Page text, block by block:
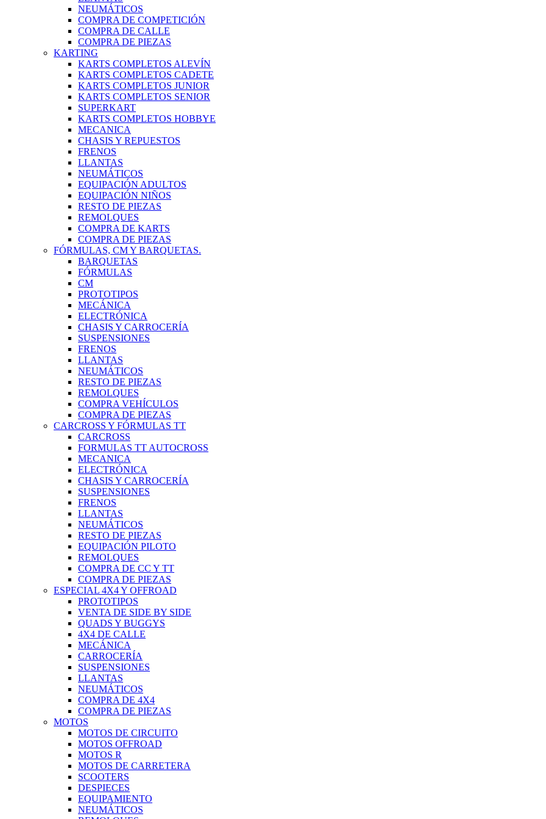
NEUMÁTICOS
COMPRA DE COMPETICIÓN
COMPRA DE CALLE
COMPRA DE PIEZAS
KARTING
KARTS COMPLETOS ALEVÍN
KARTS COMPLETOS CADETE
KARTS COMPLETOS JUNIOR
KARTS COMPLETOS SENIOR
SUPERKART
KARTS COMPLETOS HOBBYE
MECANICA
CHASIS Y REPUESTOS
FRENOS
LLANTAS
NEUMÁTICOS
EQUIPACIÓN ADULTOS
EQUIPACIÓN NIÑOS
RESTO DE PIEZAS
REMOLQUES
COMPRA DE KARTS
COMPRA DE PIEZAS
FÓRMULAS, CM Y BARQUETAS.
BARQUETAS
FÓRMULAS
CM
PROTOTIPOS
MECÁNICA
ELECTRÓNICA
CHASIS Y CARROCERÍA
SUSPENSIONES
FRENOS
LLANTAS
NEUMÁTICOS
RESTO DE PIEZAS
REMOLQUES
COMPRA VEHÍCULOS
COMPRA DE PIEZAS
CARCROSS Y FÓRMULAS TT
CARCROSS
FORMULAS TT AUTOCROSS
MECANICA
ELECTRÓNICA
CHASIS Y CARROCERÍA
SUSPENSIONES
FRENOS
LLANTAS
NEUMÁTICOS
RESTO DE PIEZAS
EQUIPACIÓN PILOTO
REMOLQUES
COMPRA DE CC Y TT
COMPRA DE PIEZAS
ESPECIAL 4X4 Y OFFROAD
PROTOTIPOS
VENTA DE SIDE BY SIDE
QUADS Y BUGGYS
4X4 DE CALLE
MECÁNICA
CARROCERÍA
SUSPENSIONES
LLANTAS
NEUMÁTICOS
COMPRA DE 4X4
COMPRA DE PIEZAS
MOTOS
MOTOS DE CIRCUITO
MOTOS OFFROAD
MOTOS R
MOTOS DE CARRETERA
SCOOTERS
DESPIECES
EQUIPAMIENTO
NEUMÁTICOS